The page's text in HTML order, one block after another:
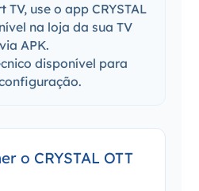
TV, use o app CRYSTAL
na loja da sua TV
APK.
disponível para
o CRYSTAL OTT